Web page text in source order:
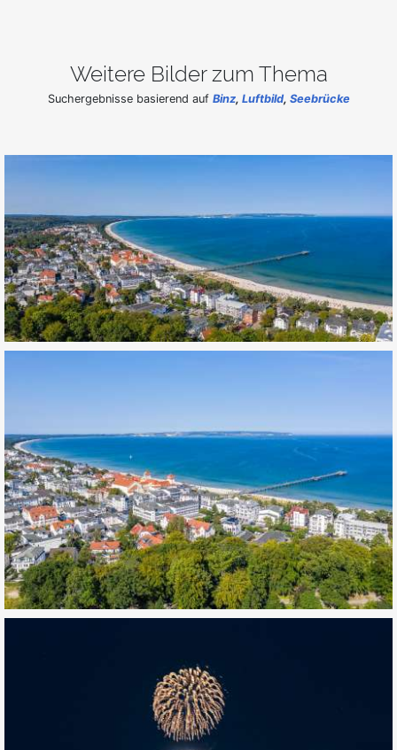
Weitere Bilder zum Thema
Suchergebnisse basierend auf Binz, Luftbild, Seebrücke